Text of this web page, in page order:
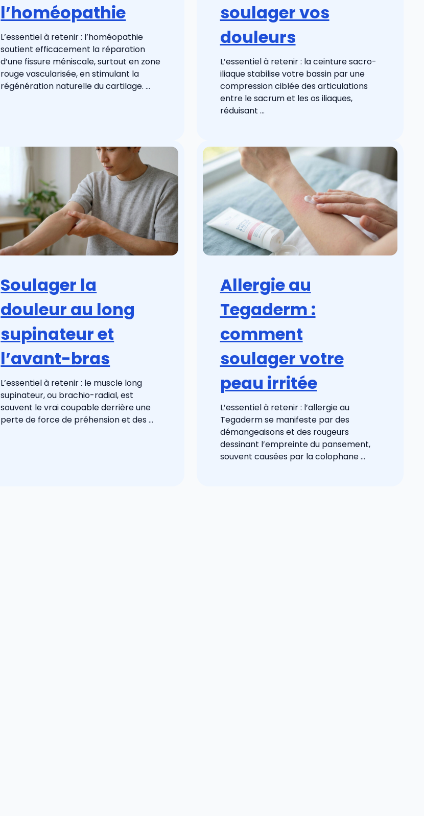
l’homéopathie
L’essentiel à retenir : l’homéopathie
soutient efficacement la réparation
d’une fissure méniscale, surtout en zone
rouge vascularisée, en stimulant la
régénération naturelle du cartilage. ...
soulager vos
douleurs
L’essentiel à retenir : la ceinture sacro-
iliaque stabilise votre bassin par une
compression ciblée des articulations
entre le sacrum et les os iliaques,
réduisant ...
Soulager la
douleur au long
supinateur et
l’avant-bras
L’essentiel à retenir : le muscle long
supinateur, ou brachio-radial, est
souvent le vrai coupable derrière une
perte de force de préhension et des ...
Allergie au
Tegaderm :
comment
soulager votre
peau irritée
L’essentiel à retenir : l’allergie au
Tegaderm se manifeste par des
démangeaisons et des rougeurs
dessinant l’empreinte du pansement,
souvent causées par la colophane ...